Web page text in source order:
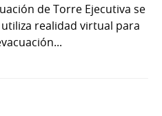
de Torre Ejecutiva se
realidad virtual para